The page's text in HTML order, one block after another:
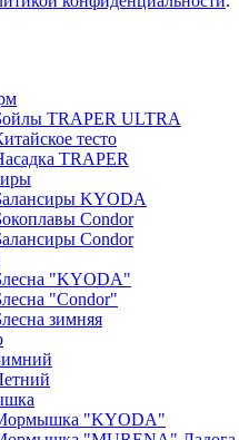
TRAPER ULTRA
тесто
TRAPER
KYODA
Condor
Condor
"KYODA"
"Condor"
зимняя
"KYODA"